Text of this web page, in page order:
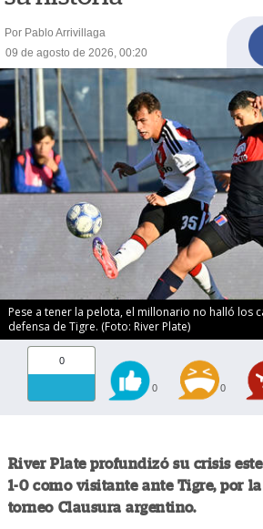
Por Pablo Arrivillaga
09 de agosto de 2026, 00:20
Pese a tener la pelota, el millonario no halló los
defensa de Tigre. (Foto: River Plate)
0
0 0
River Plate profundizó su crisis
1-0 como visitante ante Tigre, por
torneo Clausura argentino.